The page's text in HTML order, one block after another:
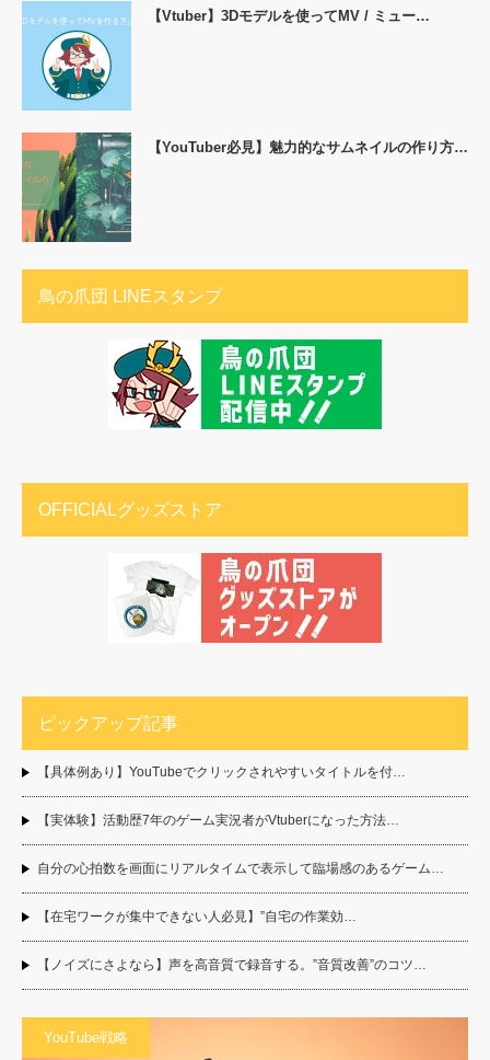
【Vtuber】3Dモデルを使ってMV / ミュー…
【YouTuber必見】魅力的なサムネイルの作り方…
鳥の爪団 LINEスタンプ
OFFICIALグッズストア
ピックアップ記事
【具体例あり】YouTubeでクリックされやすいタイトルを付…
【実体験】活動歴7年のゲーム実況者がVtuberになった方法…
自分の心拍数を画面にリアルタイムで表示して臨場感のあるゲーム…
【在宅ワークが集中できない人必見】”自宅の作業効…
【ノイズにさよなら】声を高音質で録音する。”音質改善”のコツ…
YouTube戦略